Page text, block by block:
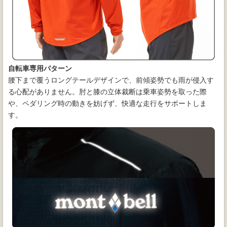
自転車専用パターン
腰下まで覆うロングテールデザインで、前傾姿勢でも雨が侵入す
る心配がありません。肘と膝の立体裁断は乗車姿勢を取った際
や、ペダリング時の動きを妨げず、快適な走行をサポートしま
す。